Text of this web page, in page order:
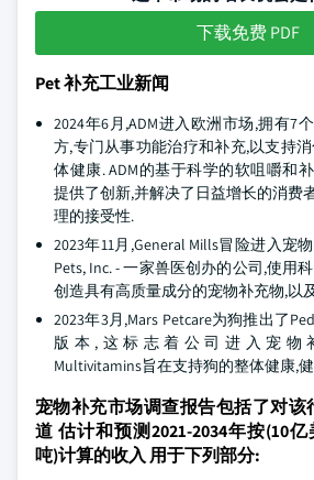
下载免费 PDF
Pet 补充工业新闻
2024年6月,ADM进入欧洲市场,拥有7
方,专门从事功能治疗和补充,以支持
体健康. ADM的基于科学的软咀嚼和
提供了创新,并解决了日益增长的消费
理的接受性.
2023年11月,General Mills冒险进入宠
Pets, Inc. - 一家兽医创办的公司,使用
创造具有高质量成分的宠物补充物,以
2023年3月,Mars Petcare为狗推出了
版本,这标志着公司进入宠物
Multivitamins旨在支持狗的整体健康,
宠物补充市场调查报告包括了对该
道 估计和预测2021-2034年按(10
吨)计算的收入 用于下列部分: